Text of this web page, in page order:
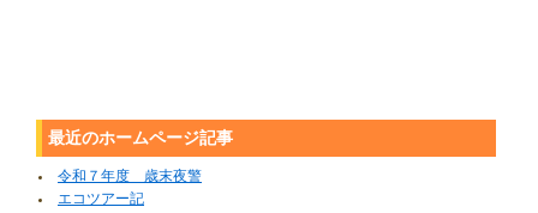
最近のホームページ記事
令和７年度 歳末夜警
エコツアー記